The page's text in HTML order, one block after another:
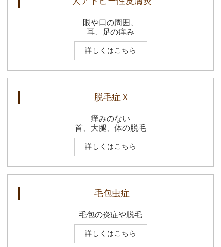
眼や口の周囲、
耳、足の痒み
詳しくはこちら
脱毛症Ｘ
痒みのない
首、大腿、体の脱毛
詳しくはこちら
毛包虫症
毛包の炎症や脱毛
詳しくはこちら